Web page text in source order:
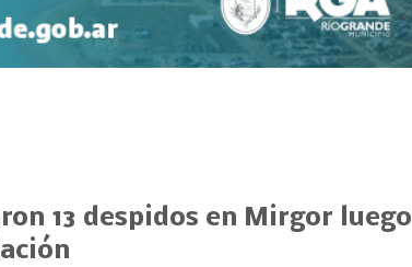
13 despidos en Mirgor luego